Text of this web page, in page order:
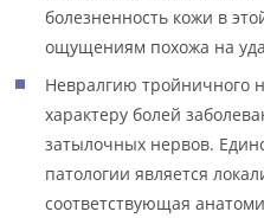
болезненность кожи в
ощущениям похожа на
Невралгию тройничного
характеру болей
затылочных нервов.
патологии является
соответствующая